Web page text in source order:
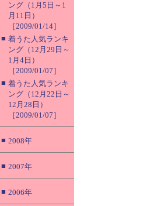
ング（1月5日～1
月11日）
［2009/01/14］
■ 着うた人気ランキ
ング（12月29日～
1月4日）
［2009/01/07］
■ 着うた人気ランキ
ング（12月22日～
12月28日）
［2009/01/07］
■ 2008年
■ 2007年
■ 2006年